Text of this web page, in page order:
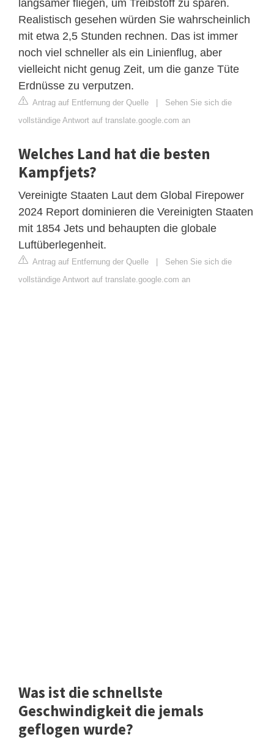
langsamer fliegen, um Treibstoff zu sparen.
Realistisch gesehen würden Sie wahrscheinlich
mit etwa 2,5 Stunden rechnen. Das ist immer
noch viel schneller als ein Linienflug, aber
vielleicht nicht genug Zeit, um die ganze Tüte
Erdnüsse zu verputzen.
Antrag auf Entfernung der Quelle | Sehen Sie sich die
vollständige Antwort auf translate.google.com an
Welches Land hat die besten
Kampfjets?
​Vereinigte Staaten​ Laut dem Global Firepower
2024 Report dominieren die Vereinigten Staaten
mit 1854 Jets und behaupten die globale
Luftüberlegenheit.
Antrag auf Entfernung der Quelle | Sehen Sie sich die
vollständige Antwort auf translate.google.com an
Was ist die schnellste
Geschwindigkeit die jemals
geflogen wurde?